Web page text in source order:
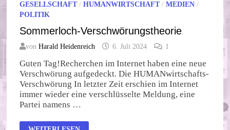
GESELLSCHAFT/HUMANWIRTSCHAFT/MEDIEN /
POLITIK
Sommerloch-Verschwörungstheorie
vonHarald Heidenreich 6. Juli 2024 1
Guten Tag!Recherchen im Internet haben eine neue
Verschwörung aufgedeckt. Die HUMANwirtschafts-
Verschwörung In letzter Zeit erschien im Internet
immer wieder eine verschlüsselte Meldung, eine
Partei namens …
SOMMERLOCH-